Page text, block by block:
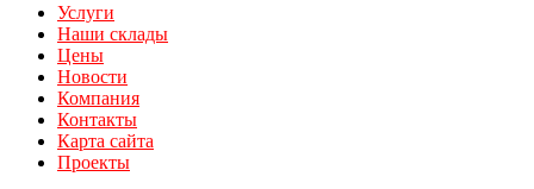
Услуги
Наши склады
Цены
Новости
Компания
Контакты
Карта сайта
Проекты